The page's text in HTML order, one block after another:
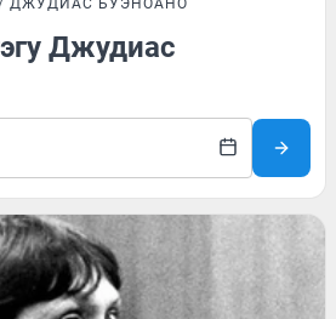
ДЖУДИАС БУЭНОАНО
Джудиас